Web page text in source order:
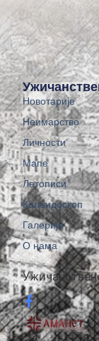
Новотарије
Неимарство
Личности
Мапе
Летописи
Калеидоскоп
Галерије
О нама